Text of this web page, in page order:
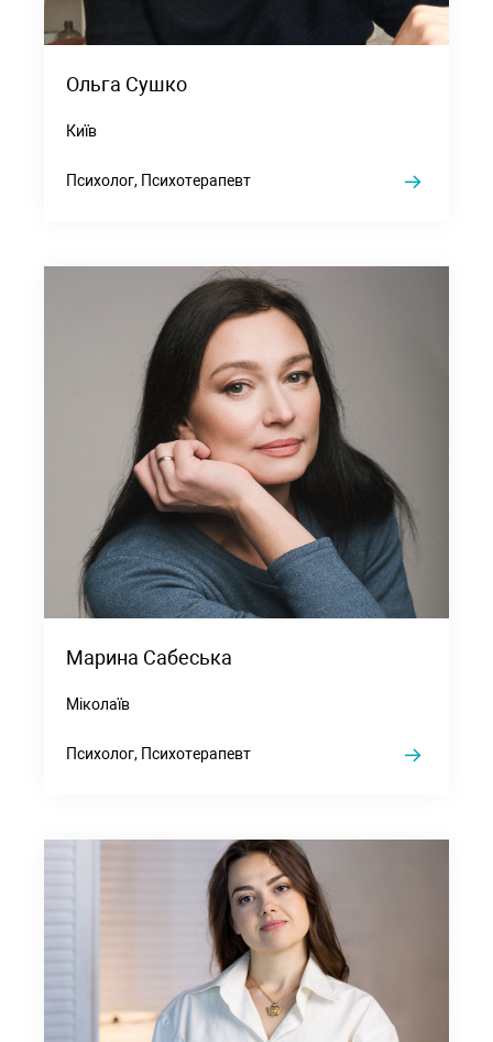
Ольга Сушко
Київ
Психолог, Психотерапевт
Марина Сабеська
Міколаїв
Психолог, Психотерапевт